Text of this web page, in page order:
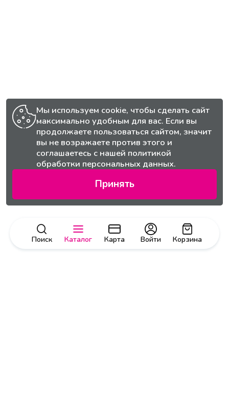
Поиск Каталог Карта Корзина
Войти
Мы используем cookie, чтобы сделать сайт
максимально удобным для вас. Если вы
продолжаете пользоваться сайтом, значит
вы не возражаете против этого и
соглашаетесь с нашей политикой
обработки персональных данных.
Принять